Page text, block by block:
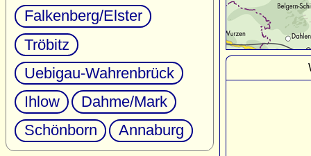
Falkenberg/Elster
Tröbitz
Uebigau-Wahrenbrück
Ihlow
Dahme/Mark
Schönborn
Annaburg